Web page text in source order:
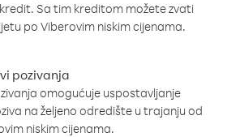
Sa tim kreditom možete zvati
po Viberovim niskim cijenama.
pozivanja
omogućuje uspostavljanje
na željeno odredište u trajanju od
niskim cijenama.